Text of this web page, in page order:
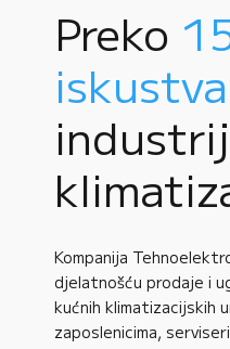
Preko
iskustva
Kompanija
djelatnošću prodaje i
kućnih klimatizacijskih
zaposlenicima,